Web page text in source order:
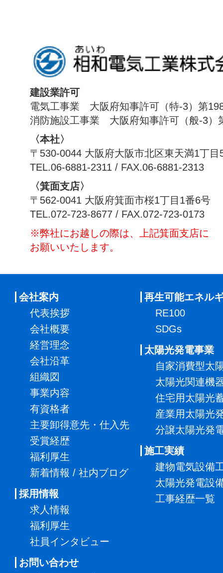
建設業許可
電気工事業 大阪府知事許可（特-3）第
消防施設工事業 大阪府知事許可（般-3）
〈本社〉
〒530-0044 大阪府大阪市北区東天満1丁目
TEL.06-6881-2311 / FAX.06-6881-2313
〈箕面支店〉
〒562-0041 大阪府箕面市桜1丁目1番6号
TEL.072-723-8677 / FAX.072-723-0173
※弊社にお越しの際は、上記箕面支店に
お願いいたします。
会社案内
代表挨拶
会社概要
経営理念
会社沿革
組織図
事業内容
有資格者
主要卸得意先・仕入先
受賞経歴
福利厚生
新着情報 / 社内ブログ
採用情報
求人情報
福利厚生
社員インタビュー
お問い合わせ
再生可能エネル
RE100
SDGs
太陽光発電事業
自家消費型太
太陽光関連機
住宅用太陽光
産業用太陽光
分譲太陽光発
施工実績
建物電気設備
太陽光発電設
工事経歴一覧